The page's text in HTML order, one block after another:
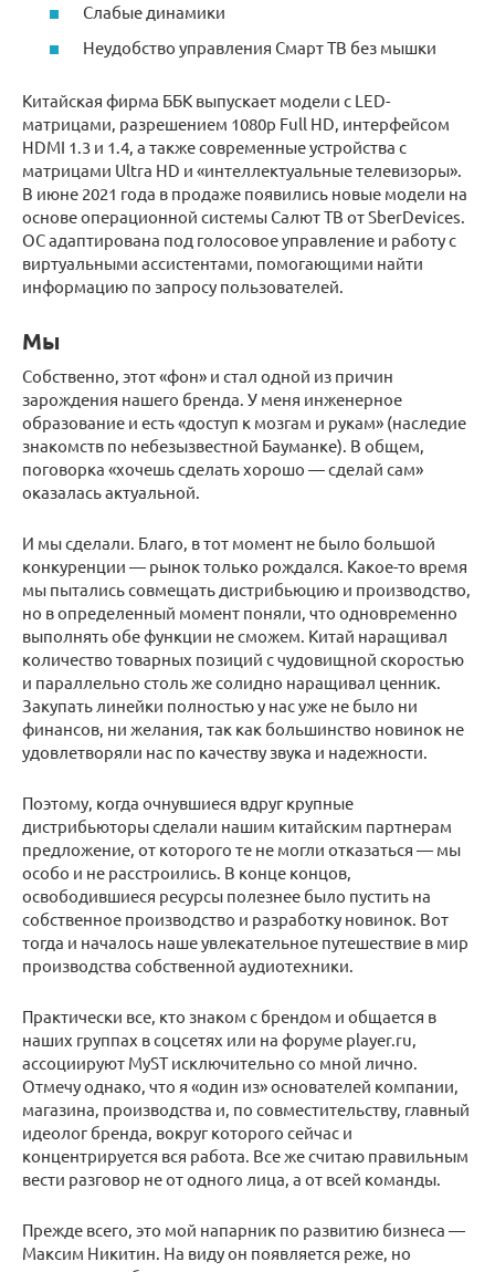
Слабые динамики
Неудобство управления Cмарт ТВ без мышки
Китайская фирма ББК выпускает модели с LED-
матрицами, разрешением 1080p Full HD, интерфейсом
HDMI 1.3 и 1.4, а также современные устройства с
матрицами Ultra HD и «интеллектуальные телевизоры».
В июне 2021 года в продаже появились новые модели на
основе операционной системы Салют ТВ от SberDevices.
ОС адаптирована под голосовое управление и работу с
виртуальными ассистентами, помогающими найти
информацию по запросу пользователей.
Мы
Собственно, этот «фон» и стал одной из причин
зарождения нашего бренда. У меня инженерное
образование и есть «доступ к мозгам и рукам» (наследие
знакомств по небезызвестной Бауманке). В общем,
поговорка «хочешь сделать хорошо — сделай сам»
оказалась актуальной.
И мы сделали. Благо, в тот момент не было большой
конкуренции — рынок только рождался. Какое-то время
мы пытались совмещать дистрибьюцию и производство,
но в определенный момент поняли, что одновременно
выполнять обе функции не сможем. Китай наращивал
количество товарных позиций с чудовищной скоростью
и параллельно столь же солидно наращивал ценник.
Закупать линейки полностью у нас уже не было ни
финансов, ни желания, так как большинство новинок не
удовлетворяли нас по качеству звука и надежности.
Поэтому, когда очнувшиеся вдруг крупные
дистрибьюторы сделали нашим китайским партнерам
предложение, от которого те не могли отказаться — мы
особо и не расстроились. В конце концов,
освободившиеся ресурсы полезнее было пустить на
собственное производство и разработку новинок. Вот
тогда и началось наше увлекательное путешествие в мир
производства собственной аудиотехники.
Практически все, кто знаком с брендом и общается в
наших группах в соцсетях или на форуме player.ru,
ассоциируют MyST исключительно со мной лично.
Отмечу однако, что я «один из» основателей компании,
магазина, производства и, по совместительству, главный
идеолог бренда, вокруг которого сейчас и
концентрируется вся работа. Все же считаю правильным
вести разговор не от одного лица, а от всей команды.
Прежде всего, это мой напарник по развитию бизнеса —
Максим Никитин. На виду он появляется реже, но